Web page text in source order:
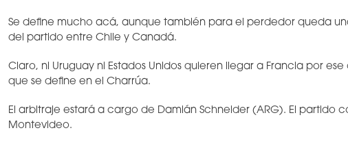
Se define mucho acá, aunque también para el perdedor queda
del partido entre Chile y Canadá.
Claro, ni Uruguay ni Estados Unidos quieren llegar a Francia por
que se define en el Charrúa.
El arbitraje estará a cargo de Damián Schneider (ARG). El partido
Montevideo.